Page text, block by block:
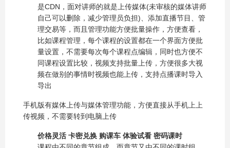
是CDN，面对讲师的就是上传媒体(未审核的媒体讲师
自己可以删除，减少管理员负担)、添加直播节目、管
理交易等，而且管理功能方便批量操作，方便查看，
比如课程管理，每个课程的设置都在一个界面方便批
量设置，不需要每次每个课程点编辑，同时也方便不
同课程设置比较，视频支持批量上传，方便很多大视
频在做别的事情时视频也能上传，支持点播课时导入
导出
手机版有媒体上传与媒体管理功能，方便直接从手机上上
传视频，不需要转到电脑上传
价格灵活 卡密兑换 购课车 体验试看 密码课时